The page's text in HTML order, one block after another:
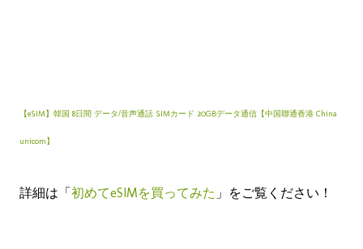
【eSIM】韓国 8日間 データ/音声通話 SIMカード 20GBデータ通信【中国聯通香港 China
unicom】
詳細は「初めてeSIMを買ってみた 」をご覧ください！